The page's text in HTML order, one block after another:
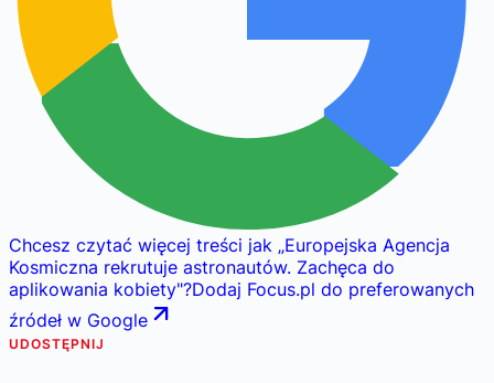
Chcesz czytać więcej treści jak „Europejska Agencja
Kosmiczna rekrutuje astronautów. Zachęca do
aplikowania kobiety"?Dodaj Focus.pl do preferowanych
źródeł w Google
UDOSTĘPNIJ